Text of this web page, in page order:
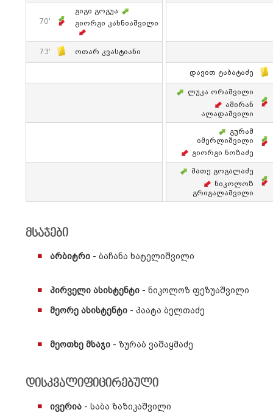
70'
Გიგი Გოგუა
Გიორგი Კახნიაშვილი
73' Ოთარ Კვასტიანი
Დავით Ტაბატაძე
Ლუკა Ორაშვილი
Ამირან
Ალადაშვილი
Გურამ
Იმერლიშვილი
Გიორგი Ნოზაძე
Მათე Გოგალაძე
Ნიკოლოზ
Გრიგალაშვილი
მსაჯები
არბიტრი - ბაჩანა ხატელიშვილი
პირველი ასისტენტი - ნიკოლოზ ფეზუაშვილი
მეორე ასისტენტი - პაატა ბელთაძე
მეოთხე მსაჯი - ზურაბ ვაშაყმაძე
დისკვალიფიცირებული
ივერია - საბა ზაზიკაშვილი